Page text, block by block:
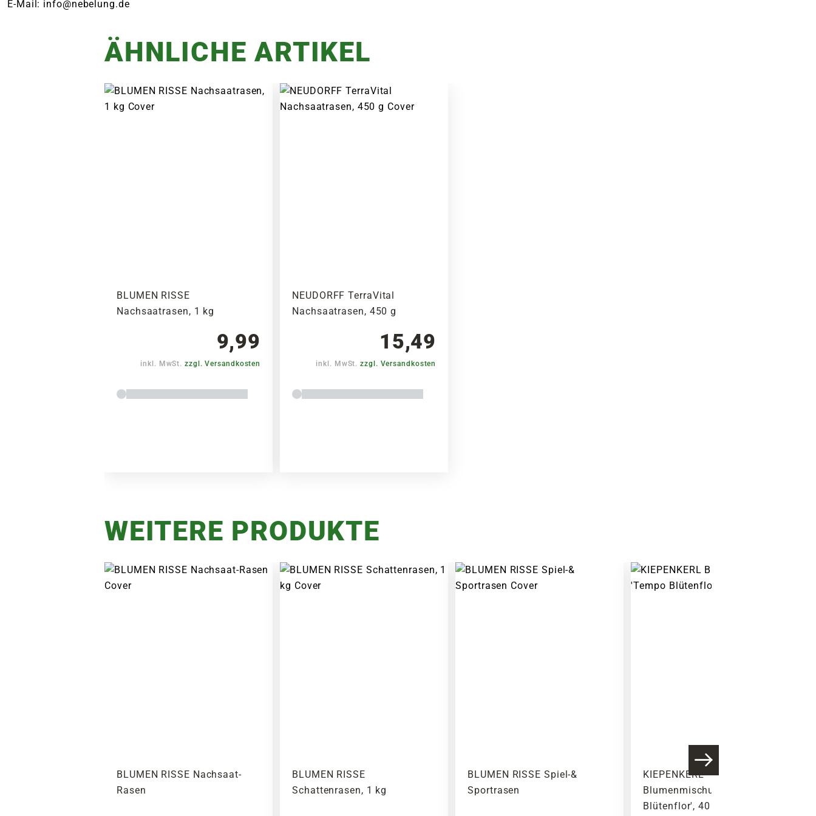
E-Mail: info@nebelung.de
ÄHNLICHE ARTIKEL
BLUMEN RISSE
Nachsaatrasen, 1 kg
9,99
inkl. MwSt.zzgl. Versandkosten
NEUDORFF TerraVital
Nachsaatrasen, 450 g
15,49
inkl. MwSt.zzgl. Versandkosten
WEITERE PRODUKTE
BLUMEN RISSE Nachsaat-
Rasen
BLUMEN RISSE
Schattenrasen, 1 kg
BLUMEN RISSE Spiel-&
Sportrasen
KIEPENKERL
Blumenmischung 'Tempo
Blütenflor', 40 g